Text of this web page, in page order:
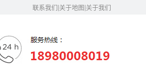
联系我们|关于地图|关于我们